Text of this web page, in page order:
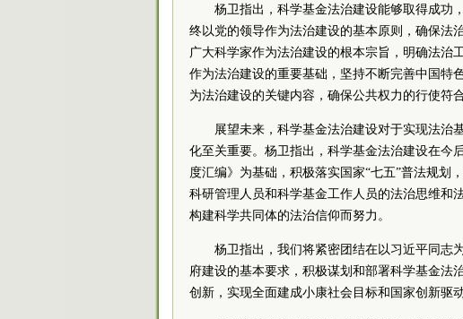
杨卫指出，科学基金法治建设能够取得成功
终以党的领导作为法治建设的基本原则，确保法
广大科学家作为法治建设的根本宗旨，明确法治
作为法治建设的重要基础，坚持不断完善中国特
为法治建设的关键内容，确保公共权力的行使符
展望未来，科学基金法治建设对于实现法治
化至关重要。杨卫指出，科学基金法治建设在今
度汇编》为基础，积极落实国家“七五”普法规划
科研管理人员和科学基金工作人员的法治思维和
构建科学共同体的法治信仰而努力。
杨卫指出，我们将紧密团结在以习近平同志
府建设的基本要求，积极谋划和部署科学基金法
创新，实现全面建成小康社会目标和国家创新驱